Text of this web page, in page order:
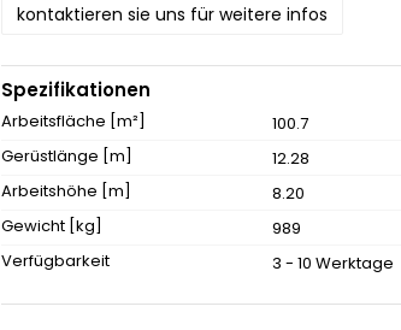
kontaktieren sie uns für weitere infos
Spezifikationen
Arbeitsfläche [m²]
100.7
Gerüstlänge [m]
12.28
Arbeitshöhe [m]
8.20
Gewicht [kg]
989
Verfügbarkeit
3 - 10 Werktage